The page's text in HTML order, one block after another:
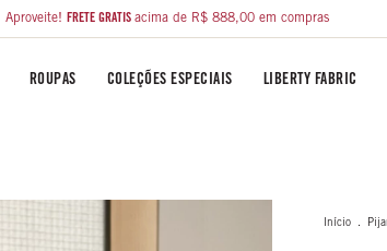
Aproveite! FRETE GRÁTIS acima de R$ 888,00 em compras
ROUPAS COLEÇÕES ESPECIAIS LIBERTY FABRIC
Início .